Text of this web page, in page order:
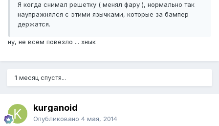
Я когда снимал решетку ( менял фару ), нормально так
наупражнялся с этими язычками, которые за бампер
держатся.
ну, не всем повезло ... хнык
1 месяц спустя...
kurganoid
Опубликовано 4 мая, 2014